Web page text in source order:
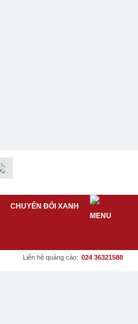
CHUYỂN ĐỔI XANH
Liên hệ quảng cáo: 024 36321588